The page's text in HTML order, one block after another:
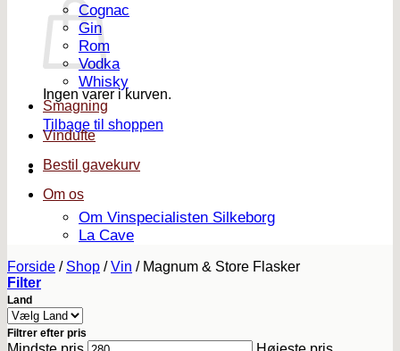
Ingen varer i kurven.
Tilbage til shoppen
Cognac
Gin
Rom
Vodka
Whisky
Smagning
Vindufte
Bestil gavekurv
Om os
Om Vinspecialisten Silkeborg
La Cave
Forside / Shop / Vin /Magnum & Store Flasker
Filter
Land
Filtrer efter pris